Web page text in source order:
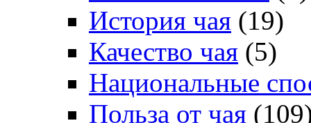
История чая (19)
Качество чая (5)
Национальные
Польза от чая